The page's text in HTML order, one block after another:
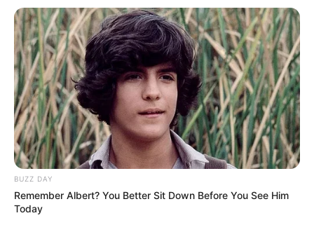
BUZZ DAY
Remember Albert? You Better Sit Down Before You See Him
Today